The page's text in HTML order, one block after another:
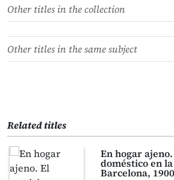
Other titles in the collection
Other titles in the same subject
Related titles
En hogar
doméstico en
Barcelona,